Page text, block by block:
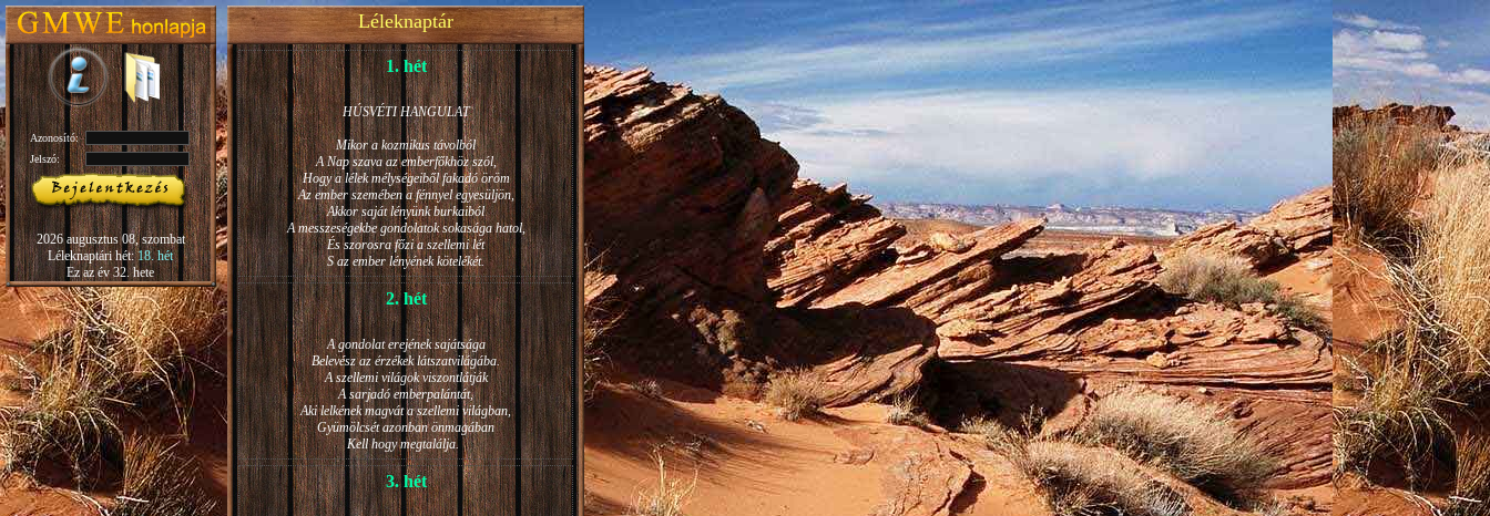
Azonosító:
Jelszó:
2026 augusztus 08, szombat
Léleknaptári hét:18. hét
Ez az év 32. hete
Léleknaptár
1. hét
HÚSVÉTI HANGULAT
Mikor a kozmikus távolból
A Nap szava az emberfőkhöz szól,
Hogy a lélek mélységeiből fakadó öröm
Az ember szemében a fénnyel egyesüljön,
Akkor saját lényünk burkaiból
A messzeségekbe gondolatok sokasága hatol,
És szorosra főzi a szellemi lét
S az ember lényének kötelékét.
2. hét
A gondolat erejének sajátsága
Belevész az érzékek látszatvilágába.
A szellemi világok viszontlátják
A sarjadó emberpalántát,
Aki lelkének magvát a szellemi világban,
Gyümölcsét azonban önmagában
Kell hogy megtalálja.
3. hét